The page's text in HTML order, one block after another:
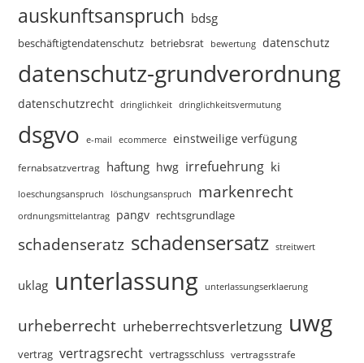
auskunftsanspruch bdsg
beschäftigtendatenschutz betriebsrat bewertung datenschutz
datenschutz-grundverordnung
datenschutzrecht dringlichkeit dringlichkeitsvermutung
dsgvo e-mail ecommerce einstweilige verfügung
fernabsatzvertrag haftung hwg irrefuehrung ki
loeschungsanspruch löschungsanspruch markenrecht
ordnungsmittelantrag pangv rechtsgrundlage
schadenseratz schadensersatz streitwert
uklag unterlassung unterlassungserklaerung
urheberrecht urheberrechtsverletzung uwg
vertrag vertragsrecht vertragsschluss vertragsstrafe